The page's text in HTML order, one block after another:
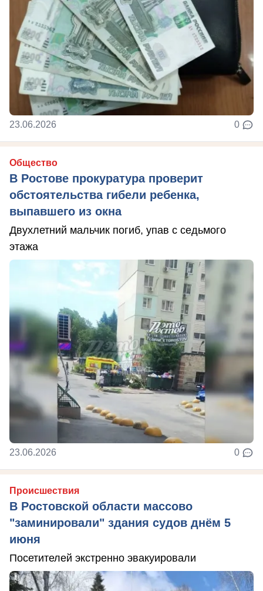
23.06.2026 0
Общество
В Ростове прокуратура проверит
обстоятельства гибели ребенка,
выпавшего из окна
Двухлетний мальчик погиб, упав с седьмого
этажа
23.06.2026 0
Происшествия
В Ростовской области массово
"заминировали" здания судов днём 5
июня
Посетителей экстренно эвакуировали